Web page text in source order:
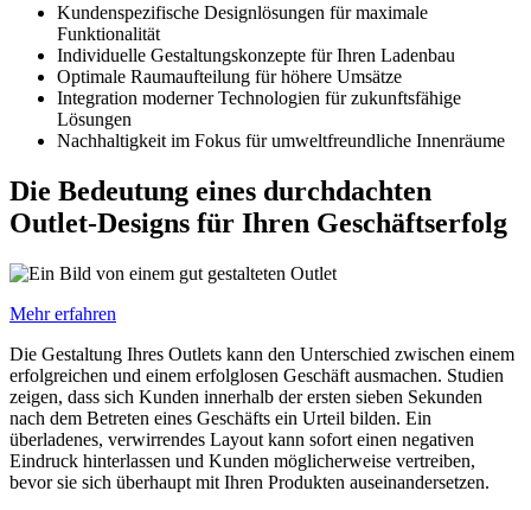
Kundenspezifische Designlösungen für maximale
Funktionalität
Individuelle Gestaltungskonzepte für Ihren Ladenbau
Optimale Raumaufteilung für höhere Umsätze
Integration moderner Technologien für zukunftsfähige
Lösungen
Nachhaltigkeit im Fokus für umweltfreundliche Innenräume
Die Bedeutung eines durchdachten
Outlet-Designs für Ihren Geschäftserfolg
Mehr erfahren
Die Gestaltung Ihres Outlets kann den Unterschied zwischen einem
erfolgreichen und einem erfolglosen Geschäft ausmachen. Studien
zeigen, dass sich Kunden innerhalb der ersten sieben Sekunden
nach dem Betreten eines Geschäfts ein Urteil bilden. Ein
überladenes, verwirrendes Layout kann sofort einen negativen
Eindruck hinterlassen und Kunden möglicherweise vertreiben,
bevor sie sich überhaupt mit Ihren Produkten auseinandersetzen.